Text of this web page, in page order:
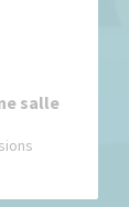
salle